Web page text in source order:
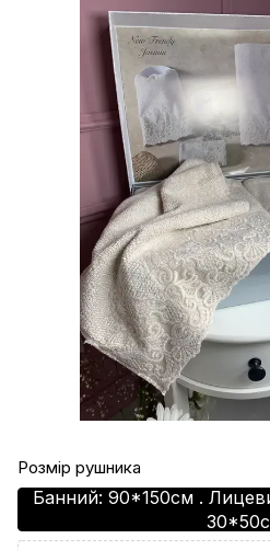
Розмір рушника
Банний: 90*150см .